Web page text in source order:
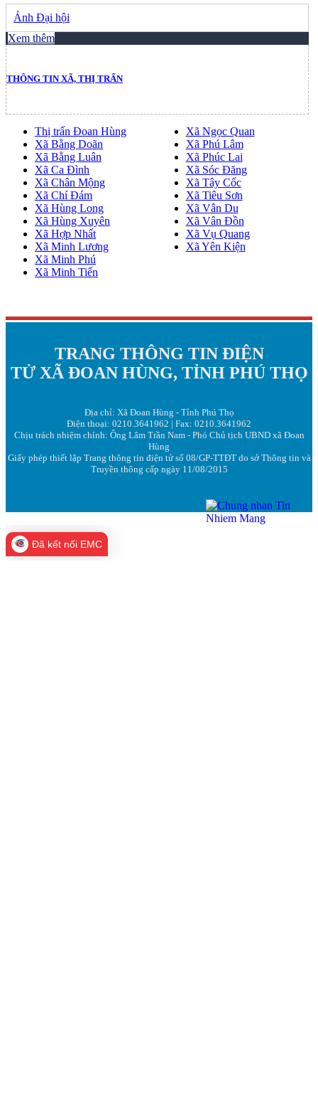
Ảnh Đại hội
Xem thêm
THÔNG TIN XÃ, THỊ TRẤN
Thị trấn Đoan Hùng
Xã Bằng Doãn
Xã Bằng Luân
Xã Ca Đình
Xã Chân Mộng
Xã Chí Đám
Xã Hùng Long
Xã Hùng Xuyên
Xã Hợp Nhất
Xã Minh Lương
Xã Minh Phú
Xã Minh Tiến
Xã Ngọc Quan
Xã Phú Lâm
Xã Phúc Lai
Xã Sóc Đăng
Xã Tây Cốc
Xã Tiêu Sơn
Xã Vân Du
Xã Vân Đồn
Xã Vụ Quang
Xã Yên Kiện
TRANG THÔNG TIN ĐIỆN
TỬ XÃ ĐOAN HÙNG, TỈNH PHÚ THỌ
Địa chỉ: Xã Đoan Hùng - Tỉnh Phú Thọ
Điện thoại: 0210.3641962 | Fax: 0210.3641962
Chịu trách nhiệm chính: Ông Lâm Trần Nam - Phó Chủ tịch UBND xã Đoan
Hùng
Giấy phép thiết lập Trang thông tin điện tử số 08/GP-TTĐT do sở Thông tin và
Truyền thông cấp ngày 11/08/2015
Đã kết nối EMC